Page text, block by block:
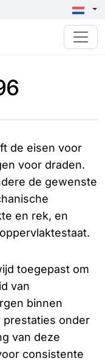
de eisen voor
voor draden.
de gewenste
en rek, en
toegepast om
van
binnen
prestaties onder
van deze
consistente